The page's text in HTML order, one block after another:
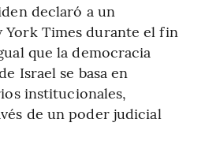
declaró a un
York Times durante el fin
que la democracia
Israel se basa en
institucionales,
de un poder judicial